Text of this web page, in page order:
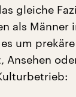
gleiche
als Männer
um
Ansehen